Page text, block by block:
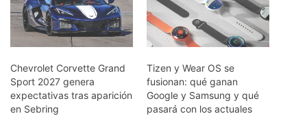
Chevrolet Corvette Grand
Sport 2027 genera
expectativas tras aparición
en Sebring
Tizen y Wear OS se
fusionan: qué ganan
Google y Samsung y qué
pasará con los actuales